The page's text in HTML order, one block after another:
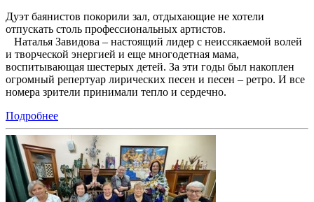
Дуэт баянистов покорили зал, отдыхающие не хотели
отпускать столь профессиональных артистов.
Наталья Завидова – настоящий лидер с неиссякаемой волей
и творческой энергией и еще многодетная мама,
воспитывающая шестерых детей. За эти годы был накоплен
огромный репертуар лирических песен и песен – ретро. И все
номера зрители принимали тепло и сердечно.
Подробнее